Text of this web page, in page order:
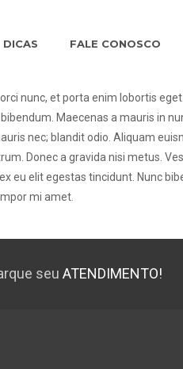
DICAS FALE CONOSCO
nunc, et porta enim lobortis
Maecenas a mauris in
nec; blandit odio. Aliquam
Donec a gravida nisi metus.
eu elit egestas tincidunt. Nunc
mi amet.
seu ATENDIMENTO!